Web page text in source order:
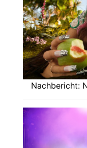
Nachbericht: